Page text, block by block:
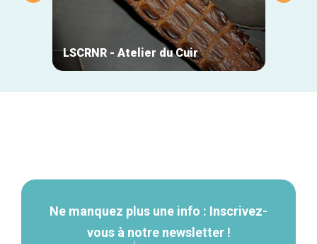
LSCRNR - Atelier du Cuir
Ne manquez plus une info : Inscrivez-
vous à notre newsletter !